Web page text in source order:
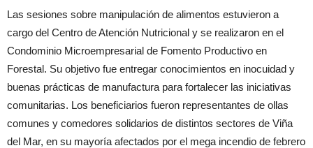
Las sesiones sobre manipulación de alimentos estuvieron a
cargo del Centro de Atención Nutricional y se realizaron en el
Condominio Microempresarial de Fomento Productivo en
Forestal. Su objetivo fue entregar conocimientos en inocuidad y
buenas prácticas de manufactura para fortalecer las iniciativas
comunitarias. Los beneficiarios fueron representantes de ollas
comunes y comedores solidarios de distintos sectores de Viña
del Mar, en su mayoría afectados por el mega incendio de febrero